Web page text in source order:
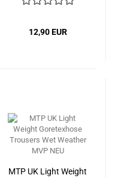
12,90 EUR
MTP UK Light Weight